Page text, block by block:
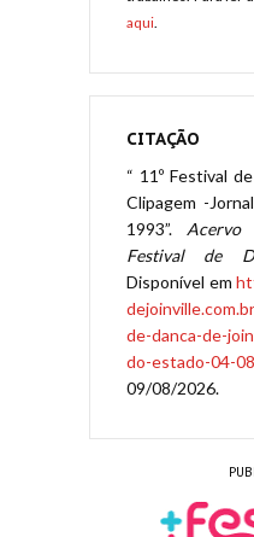
aqui.
CITAÇÃO
“ 11º Festival
Clipagem -
1993”.
Festival de
Disponível em
de-danca-de-
do-estado-04-
09/08/2026.